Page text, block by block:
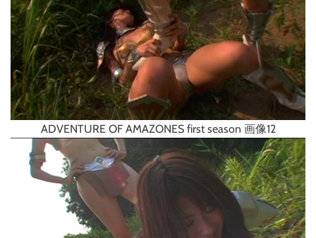
ADVENTURE OF AMAZONES first season 画像12